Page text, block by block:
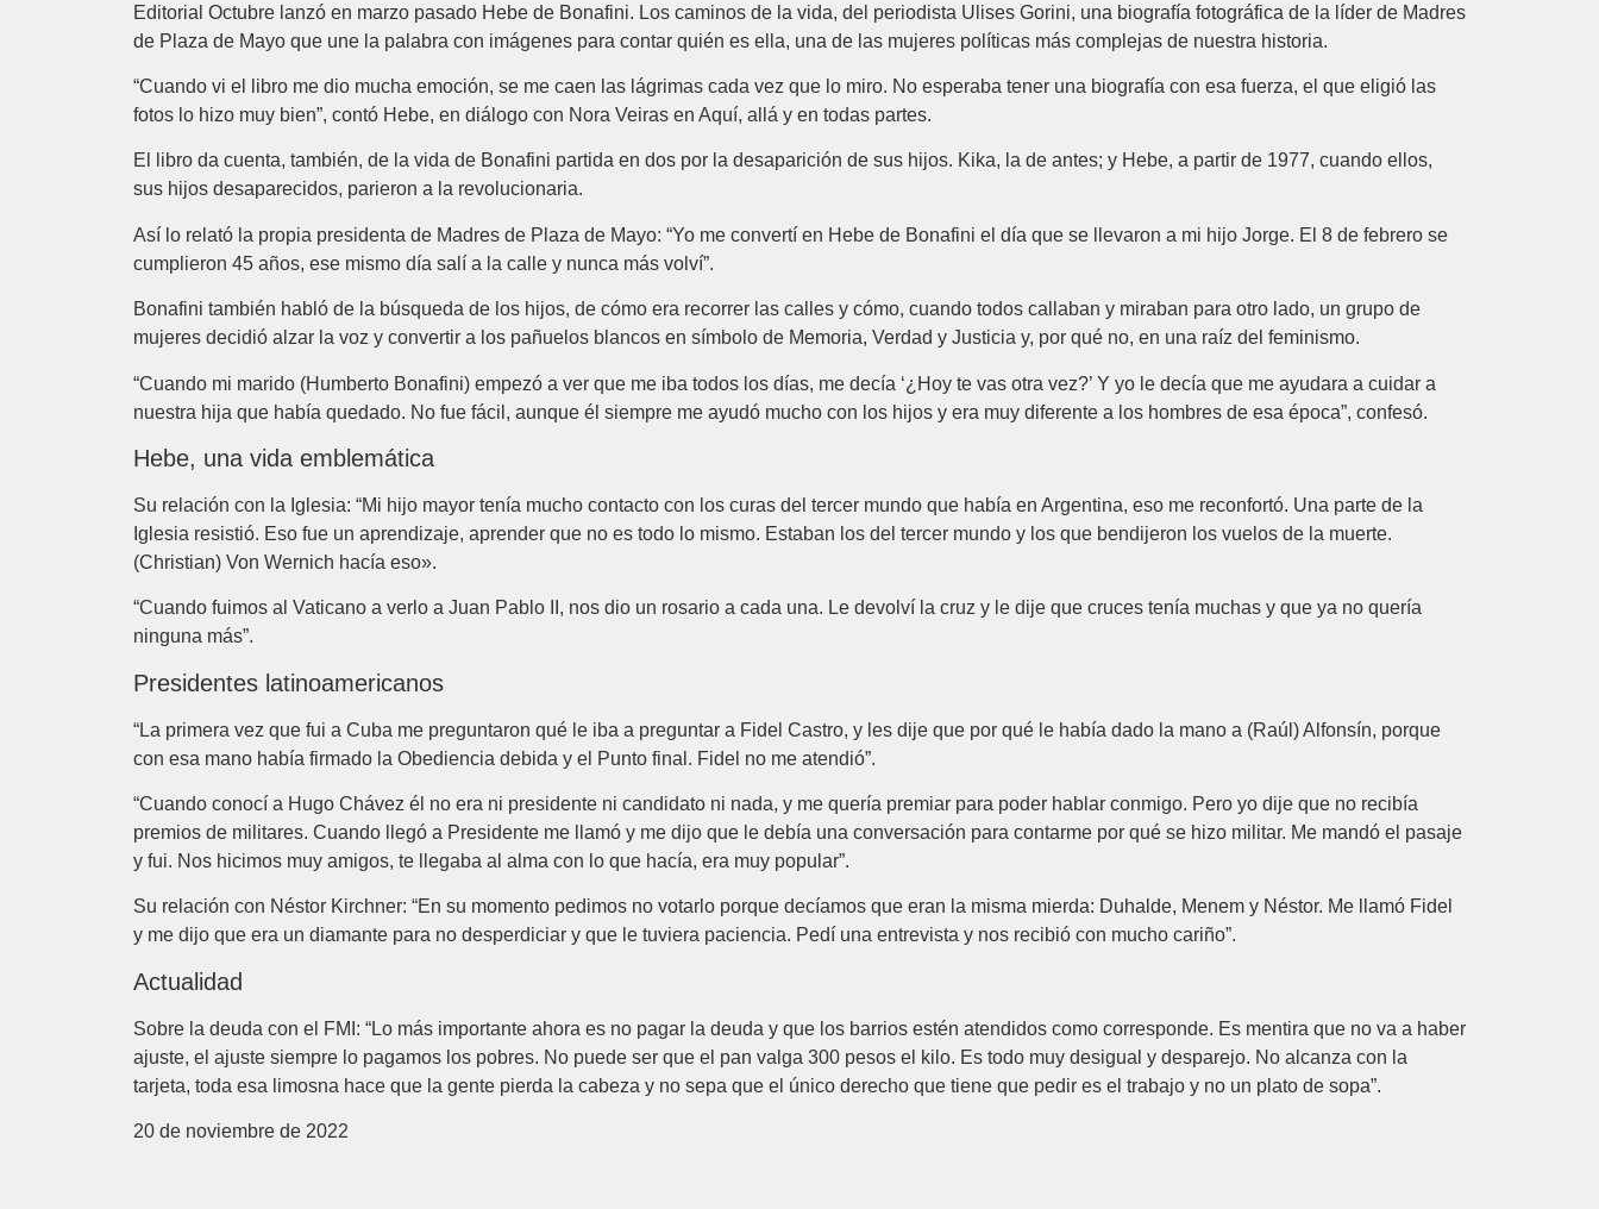
Editorial Octubre lanzó en marzo pasado Hebe de Bonafini. Los caminos de la vida, del periodista Ulises Gorini, una biografía fotográfica de la líder de Madres
de Plaza de Mayo que une la palabra con imágenes para contar quién es ella, una de las mujeres políticas más complejas de nuestra historia.
“Cuando vi el libro me dio mucha emoción, se me caen las lágrimas cada vez que lo miro. No esperaba tener una biografía con esa fuerza, el que eligió las
fotos lo hizo muy bien”, contó Hebe, en diálogo con Nora Veiras en Aquí, allá y en todas partes.
El libro da cuenta, también, de la vida de Bonafini partida en dos por la desaparición de sus hijos. Kika, la de antes; y Hebe, a partir de 1977, cuando ellos,
sus hijos desaparecidos, parieron a la revolucionaria.
Así lo relató la propia presidenta de Madres de Plaza de Mayo: “Yo me convertí en Hebe de Bonafini el día que se llevaron a mi hijo Jorge. El 8 de febrero se
cumplieron 45 años, ese mismo día salí a la calle y nunca más volví”.
Bonafini también habló de la búsqueda de los hijos, de cómo era recorrer las calles y cómo, cuando todos callaban y miraban para otro lado, un grupo de
mujeres decidió alzar la voz y convertir a los pañuelos blancos en símbolo de Memoria, Verdad y Justicia y, por qué no, en una raíz del feminismo.
“Cuando mi marido (Humberto Bonafini) empezó a ver que me iba todos los días, me decía ‘¿Hoy te vas otra vez?’ Y yo le decía que me ayudara a cuidar a
nuestra hija que había quedado. No fue fácil, aunque él siempre me ayudó mucho con los hijos y era muy diferente a los hombres de esa época”, confesó.
Hebe, una vida emblemática
Su relación con la Iglesia: “Mi hijo mayor tenía mucho contacto con los curas del tercer mundo que había en Argentina, eso me reconfortó. Una parte de la
Iglesia resistió. Eso fue un aprendizaje, aprender que no es todo lo mismo. Estaban los del tercer mundo y los que bendijeron los vuelos de la muerte.
(Christian) Von Wernich hacía eso».
“Cuando fuimos al Vaticano a verlo a Juan Pablo II, nos dio un rosario a cada una. Le devolví la cruz y le dije que cruces tenía muchas y que ya no quería
ninguna más”.
Presidentes latinoamericanos
“La primera vez que fui a Cuba me preguntaron qué le iba a preguntar a Fidel Castro, y les dije que por qué le había dado la mano a (Raúl) Alfonsín, porque
con esa mano había firmado la Obediencia debida y el Punto final. Fidel no me atendió”.
“Cuando conocí a Hugo Chávez él no era ni presidente ni candidato ni nada, y me quería premiar para poder hablar conmigo. Pero yo dije que no recibía
premios de militares. Cuando llegó a Presidente me llamó y me dijo que le debía una conversación para contarme por qué se hizo militar. Me mandó el pasaje
y fui. Nos hicimos muy amigos, te llegaba al alma con lo que hacía, era muy popular”.
Su relación con Néstor Kirchner: “En su momento pedimos no votarlo porque decíamos que eran la misma mierda: Duhalde, Menem y Néstor. Me llamó Fidel
y me dijo que era un diamante para no desperdiciar y que le tuviera paciencia. Pedí una entrevista y nos recibió con mucho cariño”.
Actualidad
Sobre la deuda con el FMI: “Lo más importante ahora es no pagar la deuda y que los barrios estén atendidos como corresponde. Es mentira que no va a haber
ajuste, el ajuste siempre lo pagamos los pobres. No puede ser que el pan valga 300 pesos el kilo. Es todo muy desigual y desparejo. No alcanza con la
tarjeta, toda esa limosna hace que la gente pierda la cabeza y no sepa que el único derecho que tiene que pedir es el trabajo y no un plato de sopa”.
20 de noviembre de 2022